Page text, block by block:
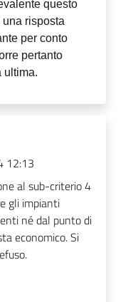
questo
risposta
per conto
pertanto
ultima.
12:13
al sub-criterio 4
gli impianti
né dal punto di
economico. Si